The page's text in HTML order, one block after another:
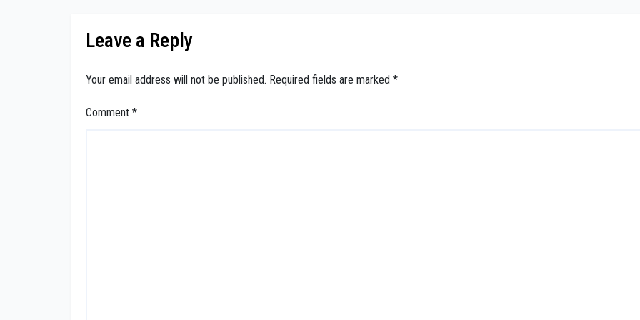
Leave a Reply
Your email address will not be published. Required fields are marked *
Comment *